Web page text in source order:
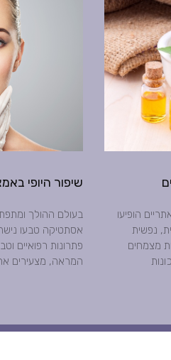
הופיעו
נפשית
מצמחים
שיפור היופי
בעולם ההולך
אסתטיקה טבעו נישה
פתרונות רפואיים
המראה, מצעירים